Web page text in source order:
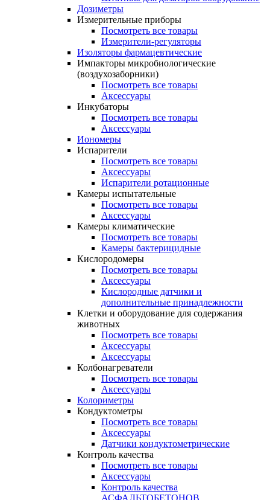
Дозиметры
Измерительные приборы
Посмотреть все товары
Измерители-регуляторы
Изоляторы фармацевтические
Импакторы микробиологические
(воздухозаборники)
Посмотреть все товары
Аксессуары
Инкубаторы
Посмотреть все товары
Аксессуары
Иономеры
Испарители
Посмотреть все товары
Аксессуары
Испарители ротационные
Камеры испытательные
Посмотреть все товары
Аксессуары
Камеры климатические
Посмотреть все товары
Камеры бактерицидные
Кислородомеры
Посмотреть все товары
Аксессуары
Кислородные датчики и
дополнительные принадлежности
Клетки и оборудование для содержания
животных
Посмотреть все товары
Аксессуары
Аксессуары
Колбонагреватели
Посмотреть все товары
Аксессуары
Колориметры
Кондуктометры
Посмотреть все товары
Аксессуары
Датчики кондуктометрические
Контроль качества
Посмотреть все товары
Аксессуары
Контроль качества
АСФАЛЬТОБЕТОНОВ